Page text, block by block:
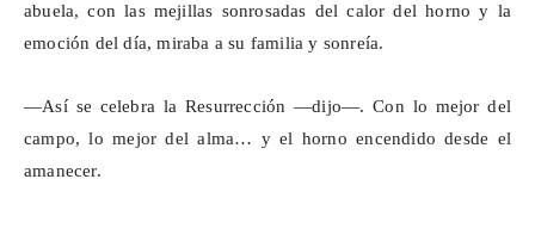
abuela, con las mejillas sonrosadas del calor del horno y la
emoción del día, miraba a su familia y sonreía.
—Así se celebra la Resurrección —dijo—. Con lo mejor del
campo, lo mejor del alma… y el horno encendido desde el
amanecer.